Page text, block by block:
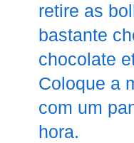
retire as
bastante
chocolate
Coloque a
com um
hora.